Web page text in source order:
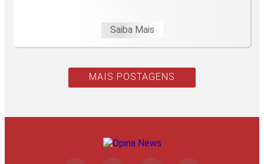
Saiba Mais
MAIS POSTAGENS